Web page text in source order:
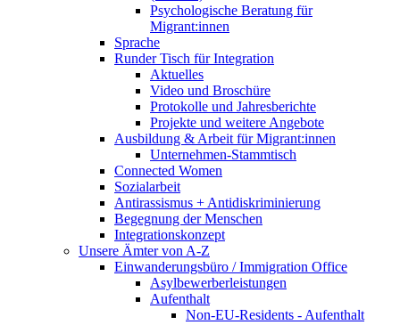
Psychologische Beratung für
Migrant:innen
Sprache
Runder Tisch für Integration
Aktuelles
Video und Broschüre
Protokolle und Jahresberichte
Projekte und weitere Angebote
Ausbildung & Arbeit für Migrant:innen
Unternehmen-Stammtisch
Connected Women
Sozialarbeit
Antirassismus + Antidiskriminierung
Begegnung der Menschen
Integrationskonzept
Unsere Ämter von A-Z
Einwanderungsbüro / Immigration Office
Asylbewerberleistungen
Aufenthalt
Non-EU-Residents - Aufenthalt